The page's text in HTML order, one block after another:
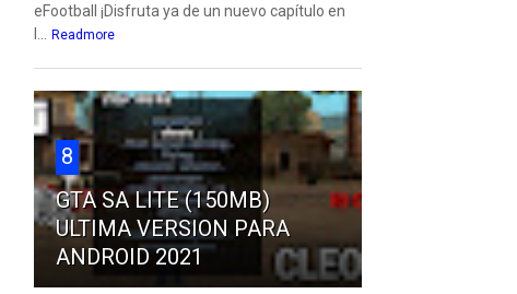
eFootball ¡Disfruta ya de un nuevo capítulo en
Readmore
8
GTA SA LITE (150MB)
ULTIMA VERSION PARA
ANDROID 2021